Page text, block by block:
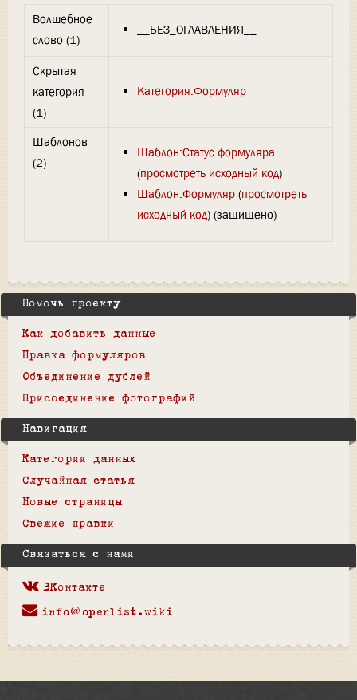
Волшебное
слово (1)
__БЕЗ_ОГЛАВЛЕНИЯ__
Скрытая
категория
(1)
Категория:Формуляр
Шаблонов
(2)
Шаблон:Статус формуляра
(просмотреть исходный код)
Шаблон:Формуляр(просмотреть
исходный код) (защищено)
Помочь проекту
Как добавить данные
Правка формуляров
Объединение дублей
Присоединение фотографий
Навигация
Категории данных
Случайная статья
Новые страницы
Свежие правки
Связаться с нами
ВКонтакте
info@openlist.wiki